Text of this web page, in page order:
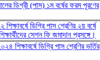
ডিগ্রী (পাস) ১ম বর্ষের ফরম পূরণের
ডিগ্রি পাস শ্রেণির ২য় বর্ষে
সেশন ফি জমাদান প্রসঙ্গে।
শিক্ষাবর্ষে ডিগ্রি পাস শ্রেণির ভর্তির